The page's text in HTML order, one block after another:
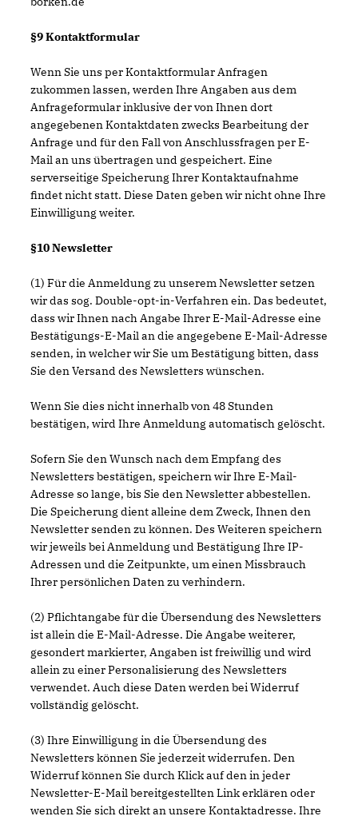
§9 Kontaktformular
Wenn Sie uns per Kontaktformular Anfragen
zukommen lassen, werden Ihre Angaben aus dem
Anfrageformular inklusive der von Ihnen dort
angegebenen Kontaktdaten zwecks Bearbeitung der
Anfrage und für den Fall von Anschlussfragen per E-
Mail an uns übertragen und gespeichert. Eine
serverseitige Speicherung Ihrer Kontaktaufnahme
findet nicht statt. Diese Daten geben wir nicht ohne Ihre
Einwilligung weiter.
§10 Newsletter
(1) Für die Anmeldung zu unserem Newsletter setzen
wir das sog. Double-opt-in-Verfahren ein. Das bedeutet,
dass wir Ihnen nach Angabe Ihrer E-Mail-Adresse eine
Bestätigungs-E-Mail an die angegebene E-Mail-Adresse
senden, in welcher wir Sie um Bestätigung bitten, dass
Sie den Versand des Newsletters wünschen.
Wenn Sie dies nicht innerhalb von 48 Stunden
bestätigen, wird Ihre Anmeldung automatisch gelöscht.
Sofern Sie den Wunsch nach dem Empfang des
Newsletters bestätigen, speichern wir Ihre E-Mail-
Adresse so lange, bis Sie den Newsletter abbestellen.
Die Speicherung dient alleine dem Zweck, Ihnen den
Newsletter senden zu können. Des Weiteren speichern
wir jeweils bei Anmeldung und Bestätigung Ihre IP-
Adressen und die Zeitpunkte, um einen Missbrauch
Ihrer persönlichen Daten zu verhindern.
(2) Pflichtangabe für die Übersendung des Newsletters
ist allein die E-Mail-Adresse. Die Angabe weiterer,
gesondert markierter, Angaben ist freiwillig und wird
allein zu einer Personalisierung des Newsletters
verwendet. Auch diese Daten werden bei Widerruf
vollständig gelöscht.
(3) Ihre Einwilligung in die Übersendung des
Newsletters können Sie jederzeit widerrufen. Den
Widerruf können Sie durch Klick auf den in jeder
Newsletter-E-Mail bereitgestellten Link erklären oder
wenden Sie sich direkt an unsere Kontaktadresse. Ihre